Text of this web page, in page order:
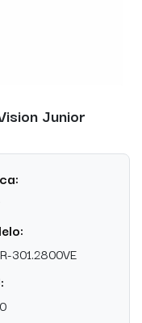
Junior
301.2800VE